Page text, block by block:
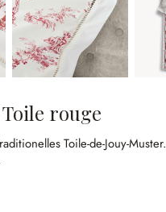
rouge
Toile-de-Jouy-Muster.